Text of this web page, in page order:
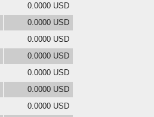
0.0000 USD
0.0000 USD
0.0000 USD
0.0000 USD
0.0000 USD
0.0000 USD
0.0000 USD